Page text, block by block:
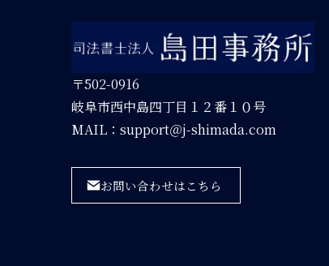
〒502-0916
岐阜市西中島四丁目１２番１０号
MAIL：support＠j-shimada.com
お問い合わせはこちら